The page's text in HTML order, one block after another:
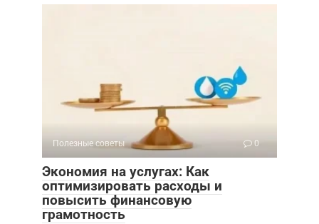
Полезные советы 0
Экономия на услугах: Как
оптимизировать расходы и
повысить финансовую
грамотность